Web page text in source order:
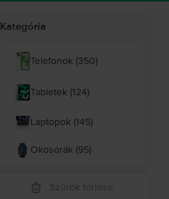
Kategória
Telefonok (350)
Tabletek (124)
Laptopok (145)
Okosórák (95)
Szűrők törlése